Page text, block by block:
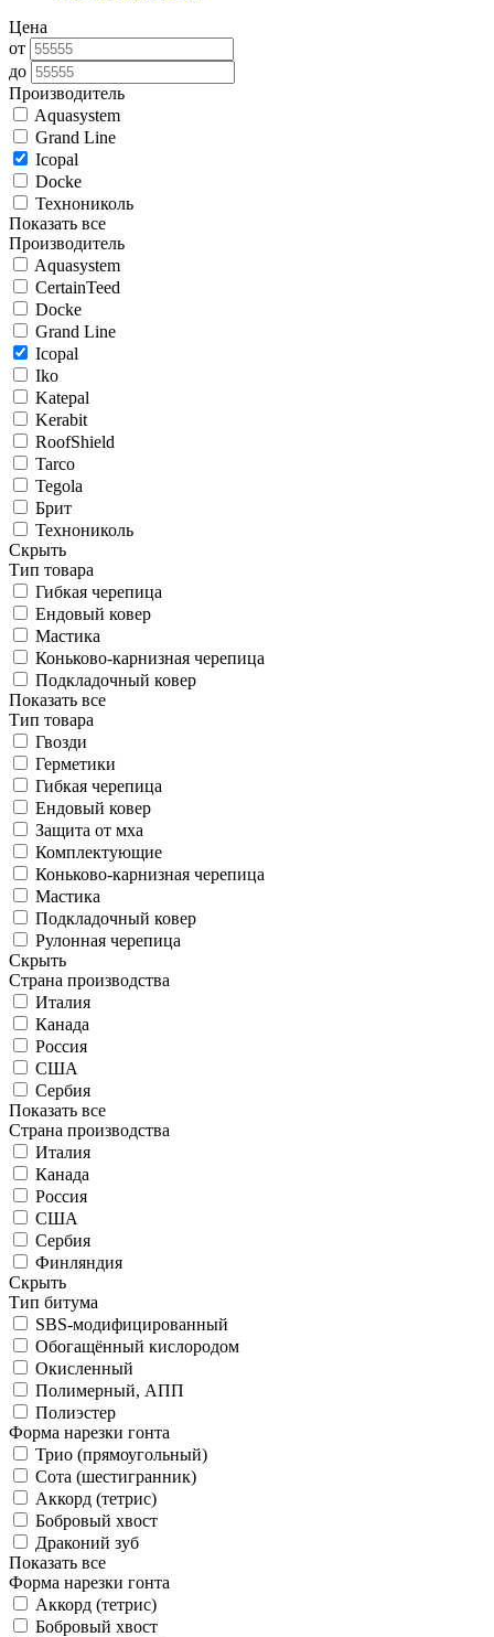
Цена
от
до
Производитель
Aquasystem
Grand Line
Icopal
Docke
Технониколь
Показать все
Производитель
Aquasystem
CertainTeed
Docke
Grand Line
Icopal
Iko
Katepal
Kerabit
RoofShield
Tarco
Tegola
Брит
Технониколь
Скрыть
Тип товара
Гибкая черепица
Ендовый ковер
Мастика
Коньково-карнизная черепица
Подкладочный ковер
Показать все
Тип товара
Гвозди
Герметики
Гибкая черепица
Ендовый ковер
Защита от мха
Комплектующие
Коньково-карнизная черепица
Мастика
Подкладочный ковер
Рулонная черепица
Скрыть
Страна производства
Италия
Канада
Россия
США
Сербия
Показать все
Страна производства
Италия
Канада
Россия
США
Сербия
Финляндия
Скрыть
Тип битума
SBS-модифицированный
Обогащённый кислородом
Окисленный
Полимерный, АПП
Полиэстер
Форма нарезки гонта
Трио (прямоугольный)
Сота (шестигранник)
Аккорд (тетрис)
Бобровый хвост
Драконий зуб
Показать все
Форма нарезки гонта
Аккорд (тетрис)
Бобровый хвост